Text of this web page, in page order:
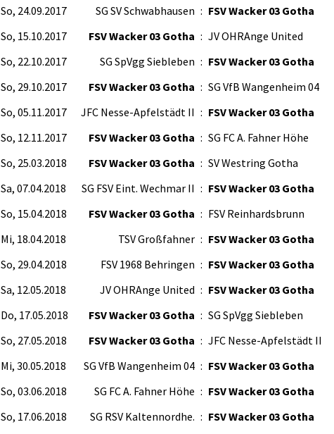
So, 24.09.2017 SG SV Schwabhausen : FSV Wacker 03 Gotha
So, 15.10.2017 FSV Wacker 03 Gotha : JV OHRAnge United
So, 22.10.2017 SG SpVgg Siebleben : FSV Wacker 03 Gotha
So, 29.10.2017 FSV Wacker 03 Gotha : SG VfB Wangenheim 04
So, 05.11.2017 JFC Nesse-Apfelstädt II : FSV Wacker 03 Gotha
So, 12.11.2017 FSV Wacker 03 Gotha : SG FC A. Fahner Höhe
So, 25.03.2018 FSV Wacker 03 Gotha : SV Westring Gotha
Sa, 07.04.2018 SG FSV Eint. Wechmar II : FSV Wacker 03 Gotha
So, 15.04.2018 FSV Wacker 03 Gotha : FSV Reinhardsbrunn
Mi, 18.04.2018 TSV Großfahner : FSV Wacker 03 Gotha
So, 29.04.2018 FSV 1968 Behringen : FSV Wacker 03 Gotha
Sa, 12.05.2018 JV OHRAnge United : FSV Wacker 03 Gotha
Do, 17.05.2018 FSV Wacker 03 Gotha : SG SpVgg Siebleben
So, 27.05.2018 FSV Wacker 03 Gotha : JFC Nesse-Apfelstädt II
Mi, 30.05.2018 SG VfB Wangenheim 04 : FSV Wacker 03 Gotha
So, 03.06.2018 SG FC A. Fahner Höhe : FSV Wacker 03 Gotha
So, 17.06.2018 SG RSV Kaltennordhe. : FSV Wacker 03 Gotha